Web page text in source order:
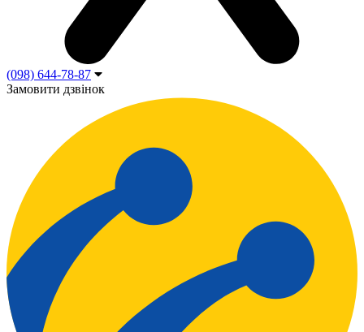
(098) 644-78-87
Замовити дзвінок